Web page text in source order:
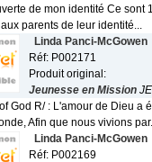
de mon identité Ce
parents de leur identité...
Linda Panci-McGowen
Réf: P002171
Produit original:
Jeunesse en Mission
God R/ : L'amour de Dieu a
Afin que nous vivions
Linda Panci-McGowen
Réf: P002169